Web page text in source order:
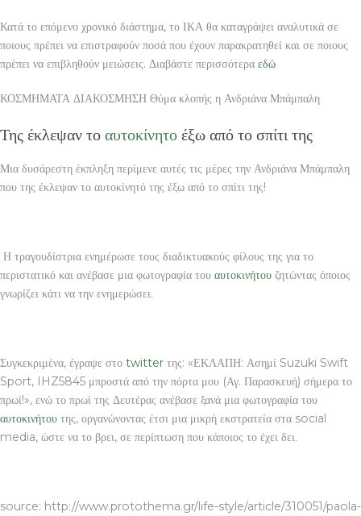
Κατά το επόμενο χρονικό διάστημα, το ΙΚΑ θα καταγράψει αναλυτικά σε
ποιους πρέπει να επιστραφούν ποσά που έχουν παρακρατηθεί και σε ποιους
πρέπει να επιβληθούν μειώσεις. Διαβάστε περισσότερα εδώ
ΚΟΣΜΗΜΑΤΑ ΔΙΑΚΟΣΜΗΣΗ Θύμα κλοπής η Ανδριάνα Μπάμπαλη
Της έκλεψαν το αυτοκίνητο έξω από το σπίτι της
Μια δυσάρεστη έκπληξη περίμενε αυτές τις μέρες την Ανδριάνα Μπάμπαλη
που της έκλεψαν το αυτοκίνητό της έξω από το σπίτι της!
Η τραγουδίστρια ενημέρωσε τους διαδικτυακούς φίλους της για το
περιστατικό και ανέβασε μια φωτογραφία του αυτοκινήτου ζητώντας όποιος
γνωρίζει κάτι να την ενημερώσει.
Συγκεκριμένα, έγραψε στο twitter της: «ΕΚΛΑΠΗ: Ασημί Suzuki Swift
Sport, IHZ5845 μπροστά από την πόρτα μου (Αγ. Παρασκευή) σήμερα το
πρωί!», ενώ το πρωί της Δευτέρας ανέβασε ξανά μια φωτογραφία του
αυτοκινήτου της, οργανώνοντας έτσι μια μικρή εκστρατεία στα social
media, ώστε να το βρει, σε περίπτωση που κάποιος το έχει δει.
source: http://www.protothema.gr/life-style/article/310051/paola-